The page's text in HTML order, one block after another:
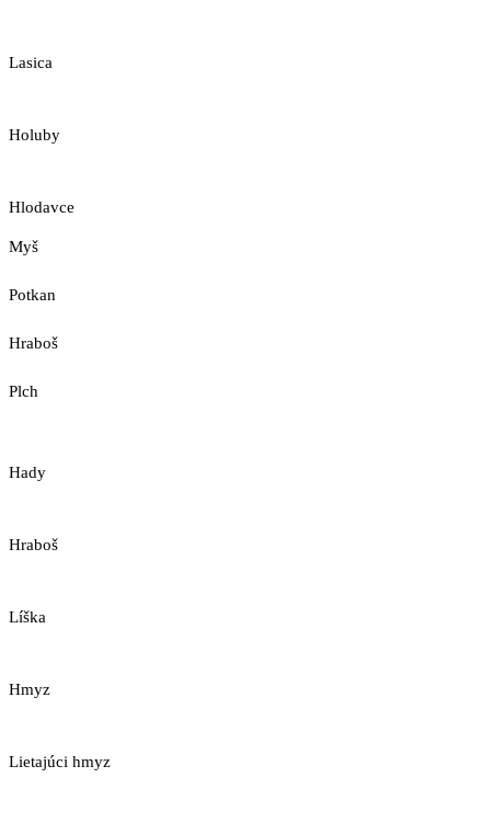
Lasica
Holuby
Hlodavce
Myš
Potkan
Hraboš
Plch
Hady
Hraboš
Líška
Hmyz
Lietajúci hmyz